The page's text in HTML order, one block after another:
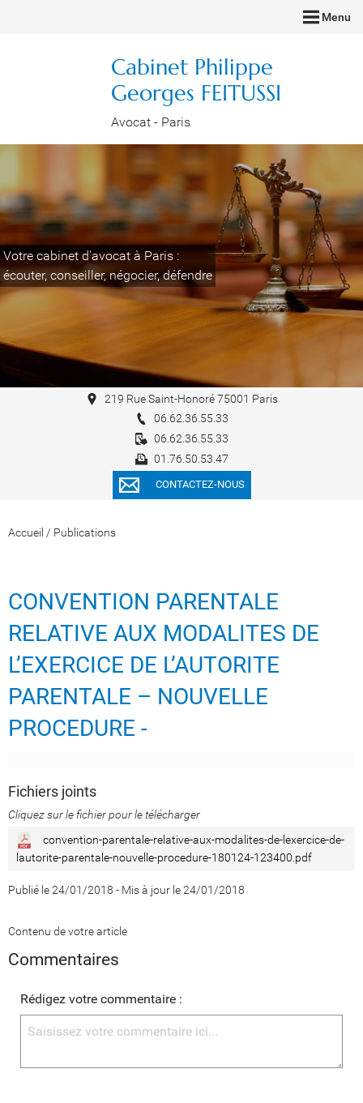
Menu
Cabinet Philippe
Georges FEITUSSI
Avocat - Paris
Votre cabinet d'avocat à Paris :
écouter, conseiller, négocier, défendre
219 Rue Saint-Honoré 75001 Paris
06.62.36.55.33
06.62.36.55.33
01.76.50.53.47
CONTACTEZ-NOUS
Accueil / Publications
CONVENTION PARENTALE
RELATIVE AUX MODALITES DE
L’EXERCICE DE L’AUTORITE
PARENTALE – NOUVELLE
PROCEDURE -
Fichiers joints
Cliquez sur le fichier pour le télécharger
convention-parentale-relative-aux-modalites-de-lexercice-de-
lautorite-parentale-nouvelle-procedure-180124-123400.pdf
Publié le 24/01/2018 - Mis à jour le 24/01/2018
Contenu de votre article
Commentaires
Rédigez votre commentaire :